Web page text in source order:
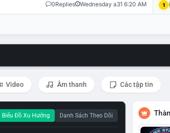
0Replies Wednesday a31 6:20 AM 1
Video Âm thanh Các tập tin
Biểu Đồ Xu Hướng Danh Sách Theo Dõi